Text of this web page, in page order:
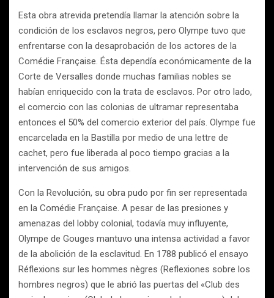
Esta obra atrevida pretendía llamar la atención sobre la
condición de los esclavos negros, pero Olympe tuvo que
enfrentarse con la desaprobación de los actores de la
Comédie Française. Ésta dependía económicamente de la
Corte de Versalles donde muchas familias nobles se
habían enriquecido con la trata de esclavos. Por otro lado,
el comercio con las colonias de ultramar representaba
entonces el 50% del comercio exterior del país. Olympe fue
encarcelada en la Bastilla por medio de una lettre de
cachet, pero fue liberada al poco tiempo gracias a la
intervención de sus amigos.
Con la Revolución, su obra pudo por fin ser representada
en la Comédie Française. A pesar de las presiones y
amenazas del lobby colonial, todavía muy influyente,
Olympe de Gouges mantuvo una intensa actividad a favor
de la abolición de la esclavitud. En 1788 publicó el ensayo
Réflexions sur les hommes nègres (Reflexiones sobre los
hombres negros) que le abrió las puertas del «Club des